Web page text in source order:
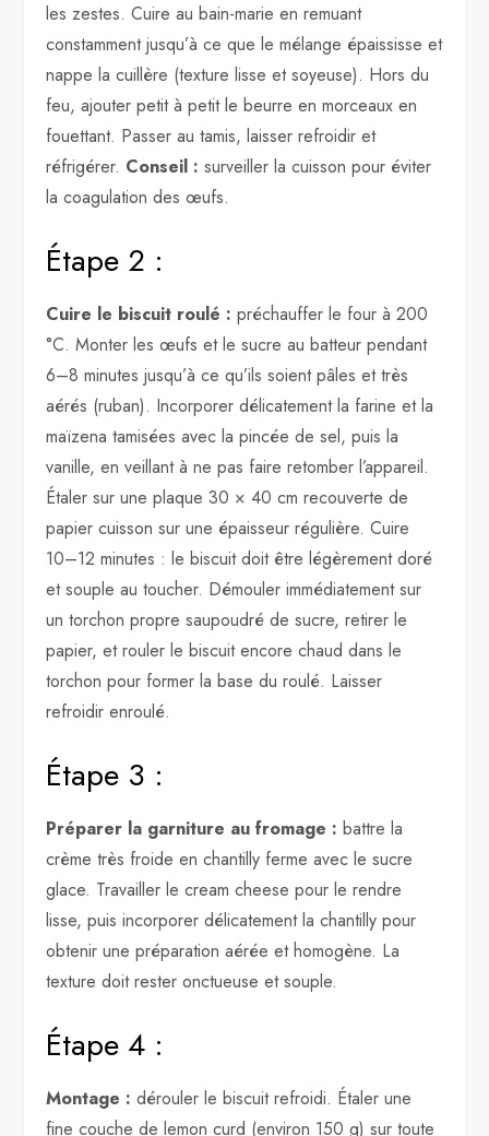
les zestes. Cuire au bain-marie en remuant
constamment jusqu’à ce que le mélange épaississe et
nappe la cuillère (texture lisse et soyeuse). Hors du
feu, ajouter petit à petit le beurre en morceaux en
fouettant. Passer au tamis, laisser refroidir et
réfrigérer. Conseil : surveiller la cuisson pour éviter
la coagulation des œufs.
Étape 2 :
Cuire le biscuit roulé : préchauffer le four à 200
°C. Monter les œufs et le sucre au batteur pendant
6–8 minutes jusqu’à ce qu’ils soient pâles et très
aérés (ruban). Incorporer délicatement la farine et la
maïzena tamisées avec la pincée de sel, puis la
vanille, en veillant à ne pas faire retomber l’appareil.
Étaler sur une plaque 30 × 40 cm recouverte de
papier cuisson sur une épaisseur régulière. Cuire
10–12 minutes : le biscuit doit être légèrement doré
et souple au toucher. Démouler immédiatement sur
un torchon propre saupoudré de sucre, retirer le
papier, et rouler le biscuit encore chaud dans le
torchon pour former la base du roulé. Laisser
refroidir enroulé.
Étape 3 :
Préparer la garniture au fromage : battre la
crème très froide en chantilly ferme avec le sucre
glace. Travailler le cream cheese pour le rendre
lisse, puis incorporer délicatement la chantilly pour
obtenir une préparation aérée et homogène. La
texture doit rester onctueuse et souple.
Étape 4 :
Montage : dérouler le biscuit refroidi. Étaler une
fine couche de lemon curd (environ 150 g) sur toute